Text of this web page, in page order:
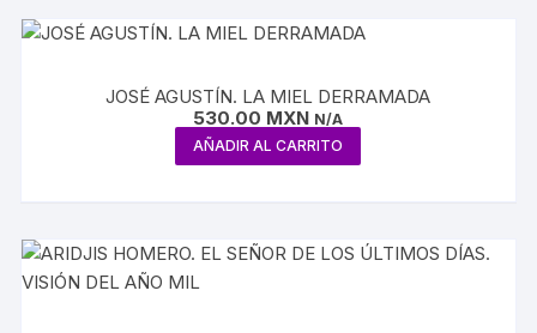
JOSÉ AGUSTÍN. LA MIEL DERRAMADA
530.00 MXN N/A
AÑADIR AL CARRITO